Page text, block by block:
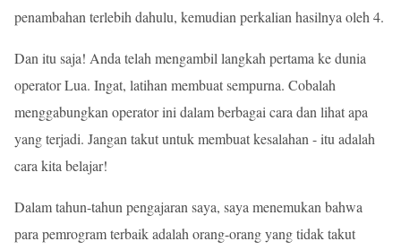
penambahan terlebih dahulu, kemudian perkalian hasilnya oleh 4.
Dan itu saja! Anda telah mengambil langkah pertama ke dunia
operator Lua. Ingat, latihan membuat sempurna. Cobalah
menggabungkan operator ini dalam berbagai cara dan lihat apa
yang terjadi. Jangan takut untuk membuat kesalahan - itu adalah
cara kita belajar!
Dalam tahun-tahun pengajaran saya, saya menemukan bahwa
para pemrogram terbaik adalah orang-orang yang tidak takut